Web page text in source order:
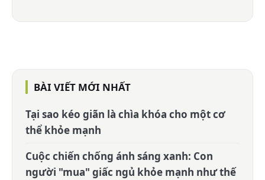
BÀI VIẾT MỚI NHẤT
Tại sao kéo giãn là chìa khóa cho một cơ
thể khỏe mạnh
Cuộc chiến chống ánh sáng xanh: Con
người "mua" giấc ngủ khỏe mạnh như thế